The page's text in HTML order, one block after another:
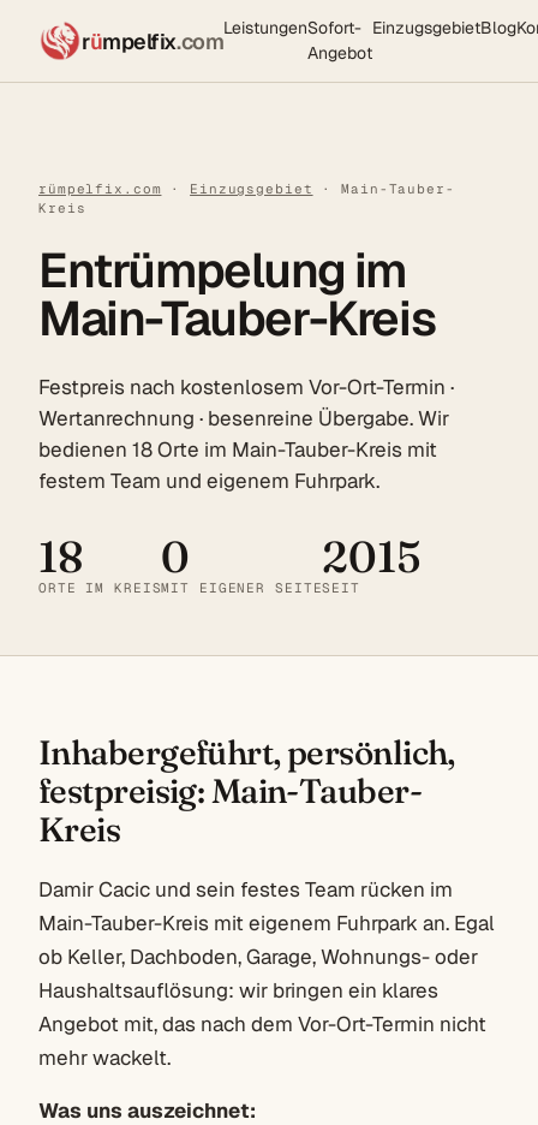
rümpelfix.comLeistungenSofort-
Angebot
EinzugsgebietBlog
rümpelfix.com · Einzugsgebiet
· Main-Tauber-
Kreis
Entrümpelung im
Main-Tauber-Kreis
Festpreis nach kostenlosem Vor-Ort-Termin ·
Wertanrechnung · besenreine Übergabe. Wir
bedienen 18 Orte im Main-Tauber-Kreis mit
festem Team und eigenem Fuhrpark.
18
ORTE IM KREIS
0
MIT EIGENER SEITE
2015
SEIT
Inhabergeführt, persönlich,
festpreisig: Main-Tauber-
Kreis
Damir Cacic und sein festes Team rücken im
Main-Tauber-Kreis mit eigenem Fuhrpark an. Egal
ob Keller, Dachboden, Garage, Wohnungs- oder
Haushaltsauflösung: wir bringen ein klares
Angebot mit, das nach dem Vor-Ort-Termin nicht
mehr wackelt.
Was uns auszeichnet: